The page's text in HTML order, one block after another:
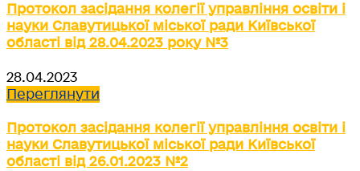
Протокол засідання колегії управління освіти і
науки Славутицької міської ради Київської
області від 28.04.2023 року №3
28.04.2023
Переглянути
Протокол засідання колегії управління освіти і
науки Славутицької міської ради Київської
області від 26.01.2023 №2